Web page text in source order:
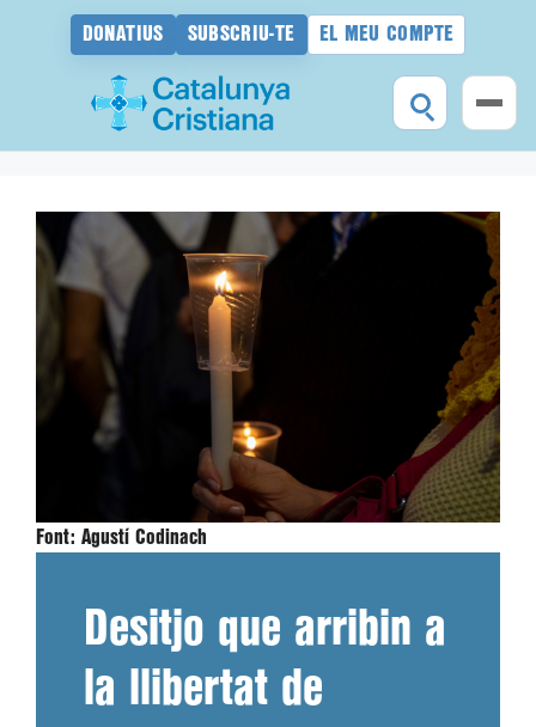
DONATIUS SUBSCRIU-TE EL MEU COMPTE
contingut
Font: Agustí Codinach
Desitjo que arribin a
la llibertat de